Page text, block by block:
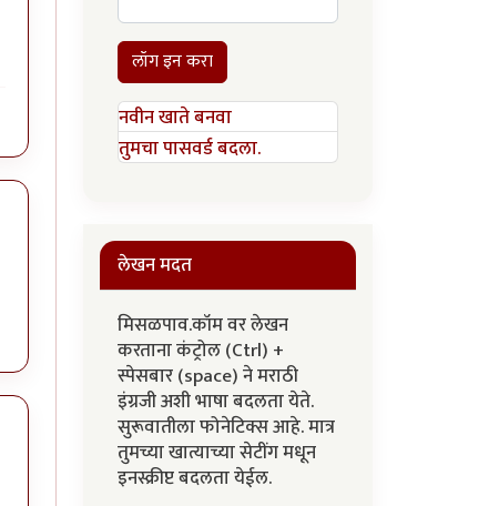
लॉग इन करा
नवीन खाते बनवा
तुमचा पासवर्ड बदला.
लेखन मदत
मिसळपाव.कॉम वर लेखन
करताना कंट्रोल (Ctrl) +
स्पेसबार (space) ने मराठी
इंग्रजी अशी भाषा बदलता येते.
सुरूवातीला फोनेटिक्स आहे. मात्र
तुमच्या खात्याच्या सेटींग मधून
इनस्क्रीप्ट बदलता येईल.